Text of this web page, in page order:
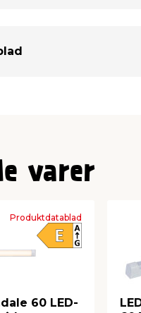
varer
Produktdatablad
60 LED-